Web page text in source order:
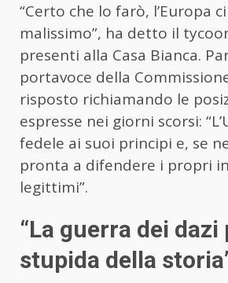
“Certo che lo farò, l’Europa
malissimo”, ha detto il
presenti alla Casa Bianca.
portavoce della
risposto richiamando le
espresse nei giorni scorsi:
fedele ai suoi principi e, se
pronta a difendere i propri
legittimi”.
“La guerra dei dazi
stupida della